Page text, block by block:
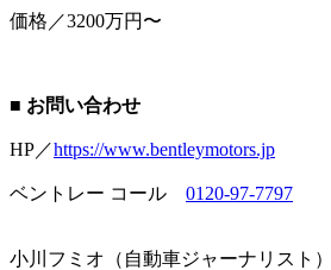
価格／3200万円〜
■ お問い合わせ
HP／https://www.bentleymotors.jp
ベントレー コール 0120-97-7797
小川フミオ（自動車ジャーナリスト）